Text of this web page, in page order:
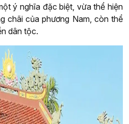
ý nghĩa đặc biệt, vừa thể hiện
chãi của phương Nam, còn thể
dân tộc.